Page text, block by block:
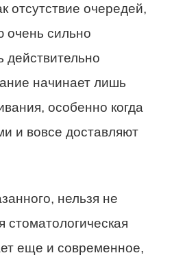
отсутствие очередей,
очень сильно
действительно
начинает лишь
особенно когда
и вовсе доставляют
нельзя не
стоматологическая
еще и современное,